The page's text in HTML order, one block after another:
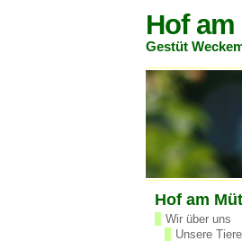
Hof
Gestüt
Hof am
Wir über uns
Unsere Tiere